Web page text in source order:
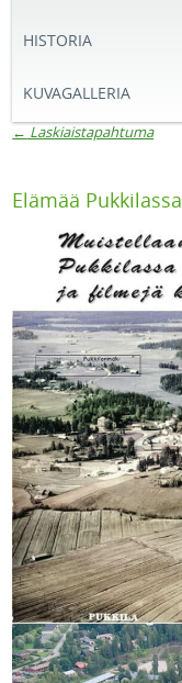
HISTORIA
KUVAGALLERIA
← Laskiaistapahtuma
Elämää Pukkilassa